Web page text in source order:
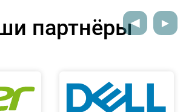
партнёры